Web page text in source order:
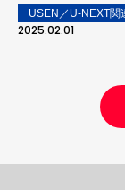
USEN／U-NEXT関
2025.02.01